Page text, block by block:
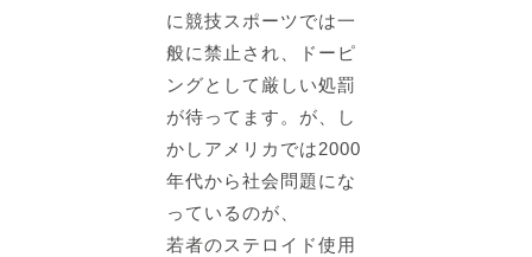
に競技スポーツでは一
般に禁止され、ドーピ
ングとして厳しい処罰
が待ってます。が、し
かしアメリカでは2000
年代から社会問題にな
っているのが、
若者のステロイド使用